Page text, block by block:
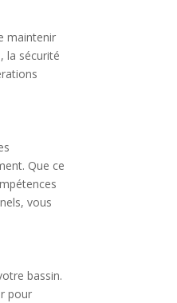
maintenir
la sécurité
Que ce
vous
bassin.
pour